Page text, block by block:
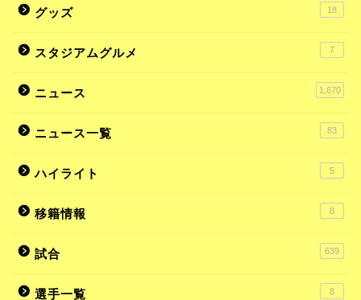
グッズ 18
スタジアムグルメ 7
ニュース 1,670
ニュース一覧 83
ハイライト 5
移籍情報 8
試合 639
選手一覧 8